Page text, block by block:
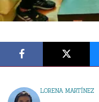
LORENA MARTÍNEZ